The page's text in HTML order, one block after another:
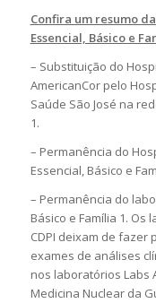
Confira um resumo
Essencial, Básico e
– Substituição do
AmericanCor pelo
Saúde São José na
1.
– Permanência do
Essencial, Básico e
– Permanência do
Básico e Família 1. Os
CDPI deixam de fazer
exames de análises
nos laboratórios Labs
Medicina Nuclear da